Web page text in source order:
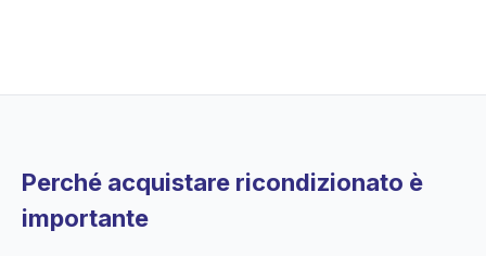
Perché acquistare ricondizionato è
importante